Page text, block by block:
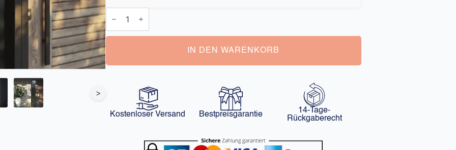
>
Schild
Hausnummer
IN DEN WARENKORB
Kostenloser Versand Bestpreisgarantie
14-Tage-
Rückgaberecht